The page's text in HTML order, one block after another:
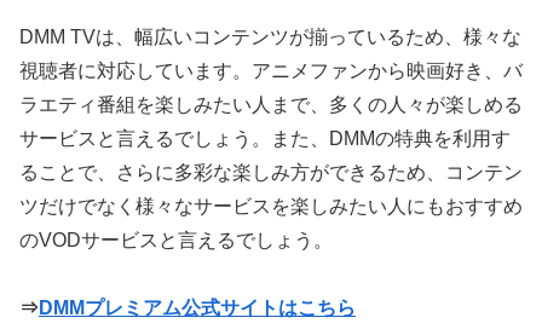
DMM TVは、幅広いコンテンツが揃っているため、様々な
視聴者に対応しています。アニメファンから映画好き、バ
ラエティ番組を楽しみたい人まで、多くの人々が楽しめる
サービスと言えるでしょう。また、DMMの特典を利用す
ることで、さらに多彩な楽しみ方ができるため、コンテン
ツだけでなく様々なサービスを楽しみたい人にもおすすめ
のVODサービスと言えるでしょう。
⇒ DMMプレミアム公式サイトはこちら